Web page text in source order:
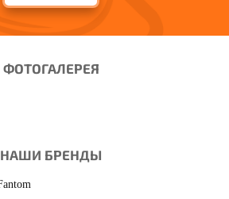
ФОТОГАЛЕРЕЯ
НАШИ БРЕНДЫ